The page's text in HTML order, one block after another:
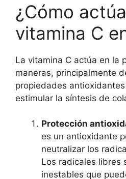
¿Cómo
vitamina C
La vitamina C actúa en la
maneras, principalmente
propiedades
estimular la síntesis de
Protección
es un antioxidante
neutralizar los
Los radicales libres
inestables que